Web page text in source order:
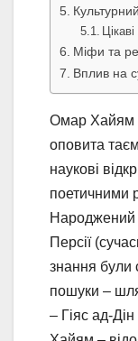
Міфи та
Вплив на
Омар Хайям
оповита
наукові
поетичними
Народжений
Персії
знання були
пошуки –
– Гіяс ад-